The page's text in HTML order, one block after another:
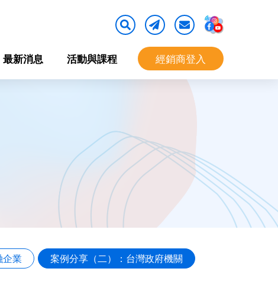
最新消息 活動與課程 經銷商登入
企業 案例分享（二）：台灣政府機關